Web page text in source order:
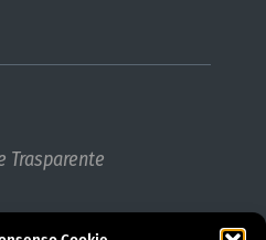
Trasparente